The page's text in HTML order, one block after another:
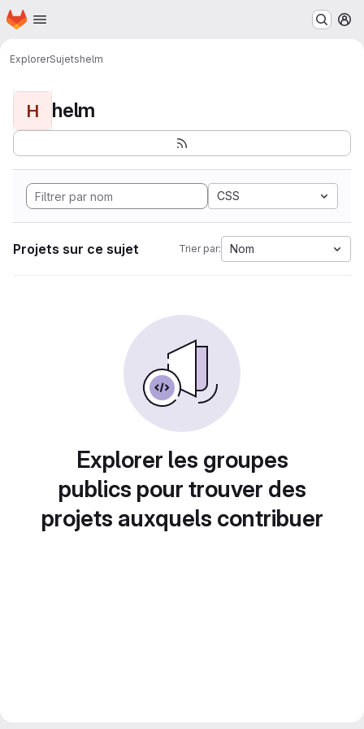
Passer au contenu principal
Page d'accueil
ExplorerSujetshelm
H helm
CSS
Projets sur ce sujet Trier par: Nom
Explorer les groupes
publics pour trouver des
projets auxquels contribuer